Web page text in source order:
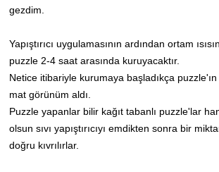
gezdim.
Yapıştırıcı uygulamasının ardından ortam
puzzle 2-4 saat arasında kuruyacaktır.
Netice itibariyle kurumaya başladıkça puzzle'ın
mat görünüm aldı.
Puzzle yapanlar bilir kağıt tabanlı puzzle'lar
olsun sıvı yapıştırıcıyı emdikten sonra bir
doğru kıvrılırlar.